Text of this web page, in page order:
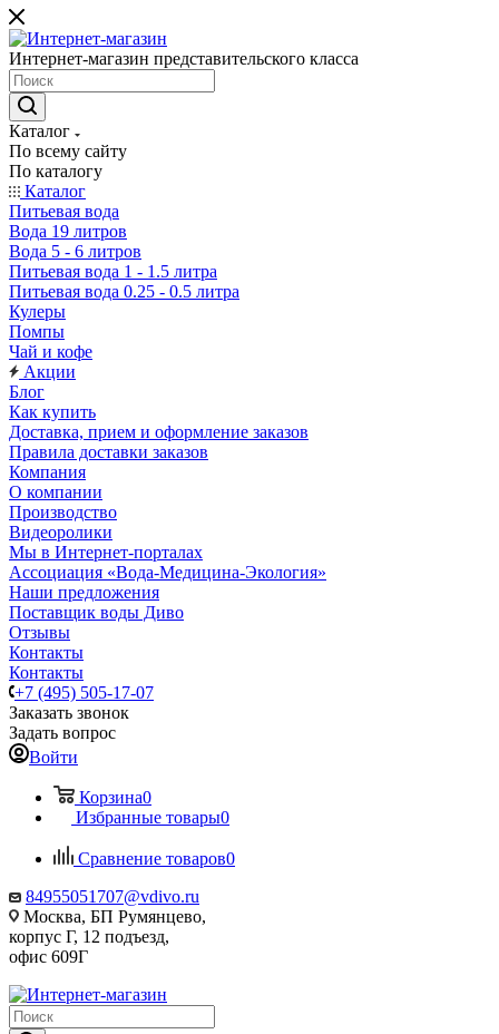
Интернет-магазин представительского класса
Каталог
По всему сайту
По каталогу
Каталог
Питьевая вода
Вода 19 литров
Вода 5 - 6 литров
Питьевая вода 1 - 1.5 литра
Питьевая вода 0.25 - 0.5 литра
Кулеры
Помпы
Чай и кофе
Акции
Блог
Как купить
Доставка, прием и оформление заказов
Правила доставки заказов
Компания
О компании
Производство
Видеоролики
Мы в Интернет-порталах
Ассоциация «Вода-Медицина-Экология»
Наши предложения
Поставщик воды Диво
Отзывы
Контакты
Контакты
+7 (495) 505-17-07
Заказать звонок
Задать вопрос
Войти
Корзина0
Избранные товары0
Сравнение товаров0
84955051707@vdivo.ru
Москва, БП Румянцево,
корпус Г, 12 подъезд,
офис 609Г